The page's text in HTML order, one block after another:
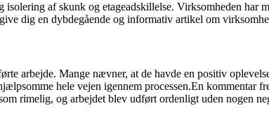
af skunk og etageadskillelse. Virksomheden har
dig en dybdegående og informativ artikel om
arbejde. Mange nævner, at de havde en positiv
hele vejen igennem processen.En kommentar
rimelig, og arbejdet blev udført ordenligt uden nogen